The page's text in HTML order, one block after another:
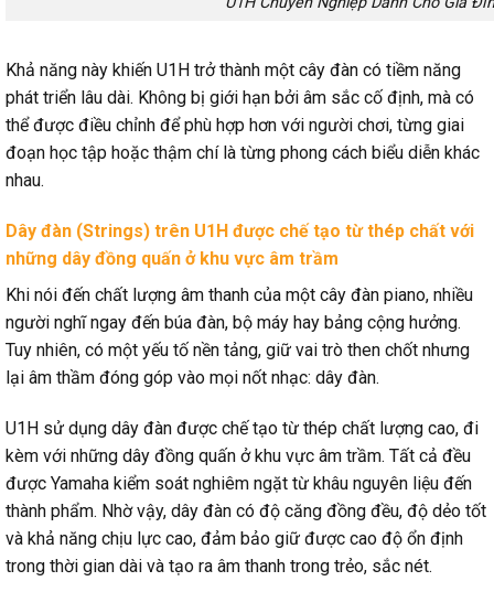
Khả năng này khiến U1H trở thành một cây đàn có tiềm năng
phát triển lâu dài. Không bị giới hạn bởi âm sắc cố định, mà có
thể được điều chỉnh để phù hợp hơn với người chơi, từng giai
đoạn học tập hoặc thậm chí là từng phong cách biểu diễn khác
nhau.
Dây đàn (Strings) trên U1H được chế tạo từ thép chất với
những dây đồng quấn ở khu vực âm trầm
Khi nói đến chất lượng âm thanh của một cây đàn piano, nhiều
người nghĩ ngay đến búa đàn, bộ máy hay bảng cộng hưởng.
Tuy nhiên, có một yếu tố nền tảng, giữ vai trò then chốt nhưng
lại âm thầm đóng góp vào mọi nốt nhạc: dây đàn.
U1H sử dụng dây đàn được chế tạo từ thép chất lượng cao, đi
kèm với những dây đồng quấn ở khu vực âm trầm. Tất cả đều
được Yamaha kiểm soát nghiêm ngặt từ khâu nguyên liệu đến
thành phẩm. Nhờ vậy, dây đàn có độ căng đồng đều, độ dẻo tốt
và khả năng chịu lực cao, đảm bảo giữ được cao độ ổn định
trong thời gian dài và tạo ra âm thanh trong trẻo, sắc nét.